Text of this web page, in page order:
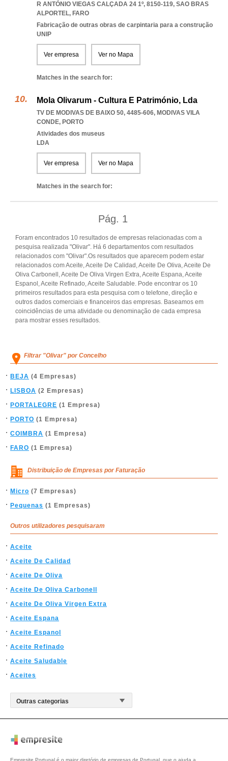
R ANTÓNIO VIEGAS CALÇADA 24 1º, 8150-119, SAO BRAS
ALPORTEL, FARO
Fabricação de outras obras de carpintaria para a construção
UNIP
Ver empresa Ver no Mapa
Matches in the search for:
Mola Olivarum - Cultura E Património, Lda
TV DE MODIVAS DE BAIXO 50, 4485-606, MODIVAS VILA
CONDE, PORTO
Atividades dos museus
LDA
Ver empresa Ver no Mapa
Matches in the search for:
Pág. 1
Foram encontrados 10 resultados de empresas relacionadas com a
pesquisa realizada "Olivar". Há 6 departamentos com resultados
relacionados com "Olivar".Os resultados que aparecem podem estar
relacionados com Aceite, Aceite De Calidad, Aceite De Oliva, Aceite De
Oliva Carbonell, Aceite De Oliva Virgen Extra, Aceite Espana, Aceite
Espanol, Aceite Refinado, Aceite Saludable. Pode encontrar os 10
primeiros resultados para esta pesquisa com o telefone, direção e
outros dados comerciais e financeiros das empresas. Baseamos em
coincidências de uma atividade ou denominação de cada empresa
para mostrar esses resultados.
Filtrar "Olivar" por Concelho
BEJA (4 Empresas)
LISBOA (2 Empresas)
PORTALEGRE (1 Empresa)
PORTO (1 Empresa)
COIMBRA (1 Empresa)
FARO (1 Empresa)
Distribuição de Empresas por Faturação
Micro (7 Empresas)
Pequenas (1 Empresas)
Outros utilizadores pesquisaram
Aceite
Aceite De Calidad
Aceite De Oliva
Aceite De Oliva Carbonell
Aceite De Oliva Virgen Extra
Aceite Espana
Aceite Espanol
Aceite Refinado
Aceite Saludable
Aceites